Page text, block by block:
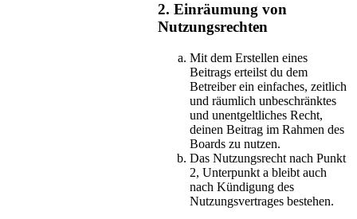
2. Einräumung von
Nutzungsrechten
Mit dem Erstellen eines
Beitrags erteilst du dem
Betreiber ein einfaches, zeitlich
und räumlich unbeschränktes
und unentgeltliches Recht,
deinen Beitrag im Rahmen des
Boards zu nutzen.
Das Nutzungsrecht nach Punkt
2, Unterpunkt a bleibt auch
nach Kündigung des
Nutzungsvertrages bestehen.